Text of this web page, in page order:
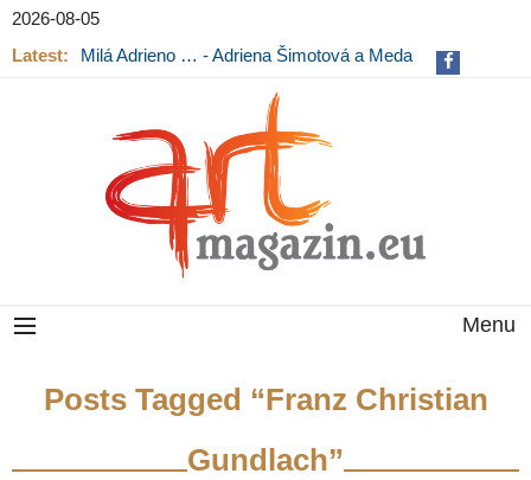
2026-08-05
Latest:
Milá Adrieno … - Adriena Šimotová a Meda
Menu
Posts Tagged “Franz Christian
Gundlach”